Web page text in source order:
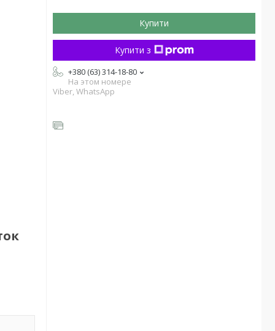
Купити
Купити з
+380 (63) 314-18-80
На этом номере
Viber, WhatsApp